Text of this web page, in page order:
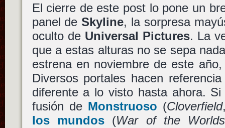
El cierre de este post lo pone un
panel deSkyline, la sorpresa
oculto de Universal Pictures. La
que a estas alturas no se sepa
estrena en noviembre de este
Diversos portales hacen
diferente a lo visto hasta ahora.
fusión de Monstruoso (Cloverfield
los mundos(War of the Worlds